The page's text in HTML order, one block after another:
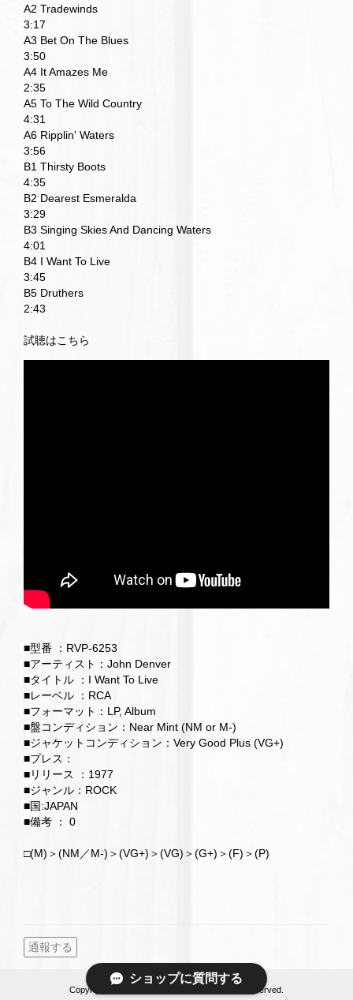
A2 Tradewinds
3:17
A3 Bet On The Blues
3:50
A4 It Amazes Me
2:35
A5 To The Wild Country
4:31
A6 Ripplin' Waters
3:56
B1 Thirsty Boots
4:35
B2 Dearest Esmeralda
3:29
B3 Singing Skies And Dancing Waters
4:01
B4 I Want To Live
3:45
B5 Druthers
2:43
試聴はこちら
■型番 ：RVP-6253
■アーティスト：John Denver
■タイトル ：I Want To Live
■レーベル ：RCA
■フォーマット：LP, Album
■盤コンディション：Near Mint (NM or M-)
■ジャケットコンディション：Very Good Plus (VG+)
■プレス：
■リリース ：1977
■ジャンル：ROCK
■国:JAPAN
■備考 ： 0
□(M)＞(NM／M-)＞(VG+)＞(VG)＞(G+)＞(F)＞(P)
通報する
Copyright © MOKUME RECORDS. All Rights Reserved.
ショップに質問する